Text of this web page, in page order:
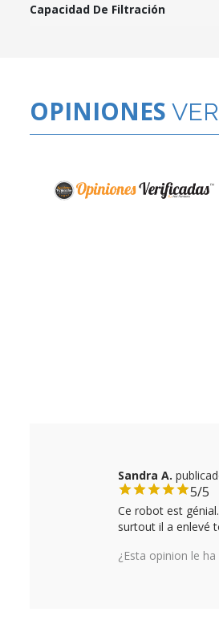
Capacidad De Filtración
OPINIONES
Sandra A.
5/5
Ce robot est
surtout il a enlevé
¿Esta opinion le